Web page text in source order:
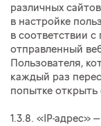
различных
в настройке
в соответствии
отправленный
Пользователя,
каждый раз
попытке открыть
1.3.8. «IP-адрес»